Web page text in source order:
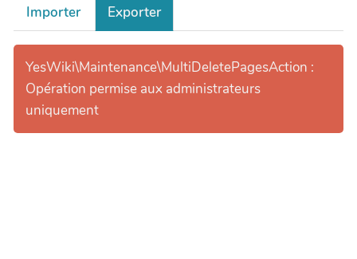
Importer
Exporter
YesWiki\Maintenance\MultiDeletePagesAction :
Opération permise aux administrateurs
uniquement